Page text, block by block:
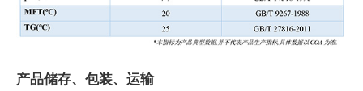
产品储存、包装、运输